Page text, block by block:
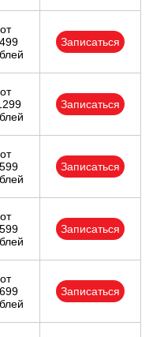
от
Записаться
от
Записаться
от
Записаться
от
Записаться
от
Записаться